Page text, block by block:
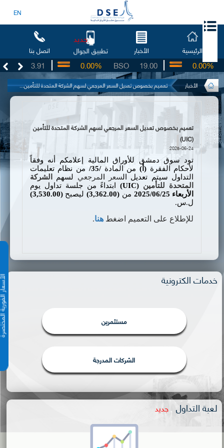
EN
الرئيسية الأخبار تطبيق الجوال
جديد
اتصل بنا
3.91
UG 19.00
BSO
0.00% 0.00%
الأخبار تعميم بخصوص تعديل السعر المرجعي لسهم الشركة المتحدة للتأمين...
الأسعار
تعميم بخصوص تعديل السعر المرجعي لسهم الشركة المتحدة للتأمين
(UIC)
2025-06-24
تود سوق دمشق للأوراق المالية إعلامكم أنه وفقاً
لأحكام الفقرة(أ) من المادة/35/
من نظام تعليمات
التداول سيتم تعديل السعر المرجعي لسهم
الشركة
المتحدة للتأمين (UIC)
ابتداءً من جلسة تداول يوم
الأربعاء
من (
3,362.00
)ليصبح(
3,530.00
)
ل.س.
للإطلاع على التعميم اضغط هنا.
خدمات الكترونية
مستثمرين
الشركات المدرجة
لعبة التداول جديد